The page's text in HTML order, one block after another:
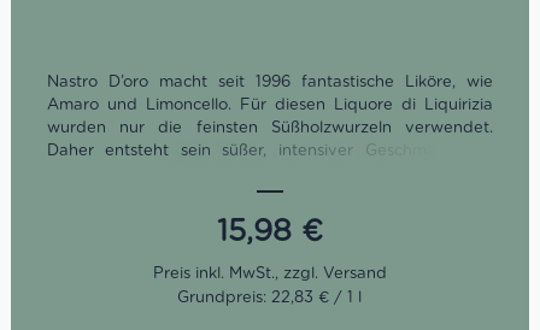
Nastro D’oro macht seit 1996 fantastische Liköre, wie
Amaro und Limoncello. Für diesen Liquore di Liquirizia
wurden nur die feinsten Süßholzwurzeln verwendet.
Daher entsteht sein süßer, intensiver Geschmack von
wird oft als Digestif nach dem Essen serviert, kann aber
auch als Zutat in Cocktails oder zum Verfeinern von
Desserts verwendet werden.
15,98 €
Grundpreis: 22,83 € / 1 l